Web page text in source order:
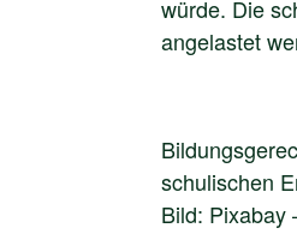
würde. Die
angelastet
schulischen
Bild: Pixabay